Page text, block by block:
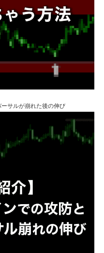
サルが崩れた後の伸び